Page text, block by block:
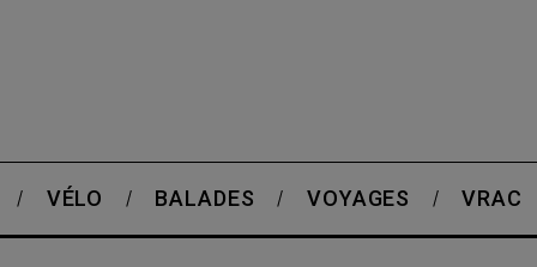
VÉLO BALADES VOYAGES VRAC